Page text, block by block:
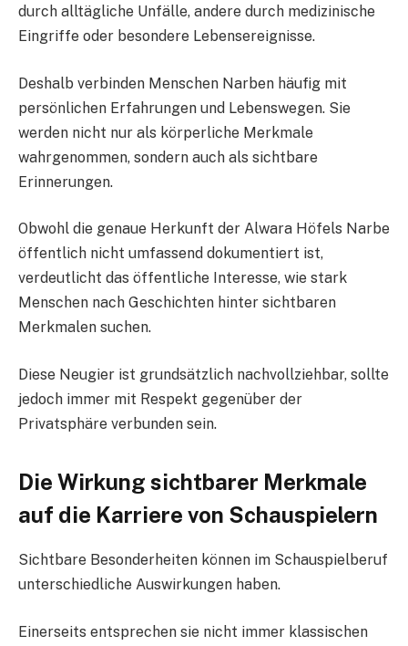
durch alltägliche Unfälle, andere durch medizinische
Eingriffe oder besondere Lebensereignisse.
Deshalb verbinden Menschen Narben häufig mit
persönlichen Erfahrungen und Lebenswegen. Sie
werden nicht nur als körperliche Merkmale
wahrgenommen, sondern auch als sichtbare
Erinnerungen.
Obwohl die genaue Herkunft der Alwara Höfels Narbe
öffentlich nicht umfassend dokumentiert ist,
verdeutlicht das öffentliche Interesse, wie stark
Menschen nach Geschichten hinter sichtbaren
Merkmalen suchen.
Diese Neugier ist grundsätzlich nachvollziehbar, sollte
jedoch immer mit Respekt gegenüber der
Privatsphäre verbunden sein.
Die Wirkung sichtbarer Merkmale
auf die Karriere von Schauspielern
Sichtbare Besonderheiten können im Schauspielberuf
unterschiedliche Auswirkungen haben.
Einerseits entsprechen sie nicht immer klassischen